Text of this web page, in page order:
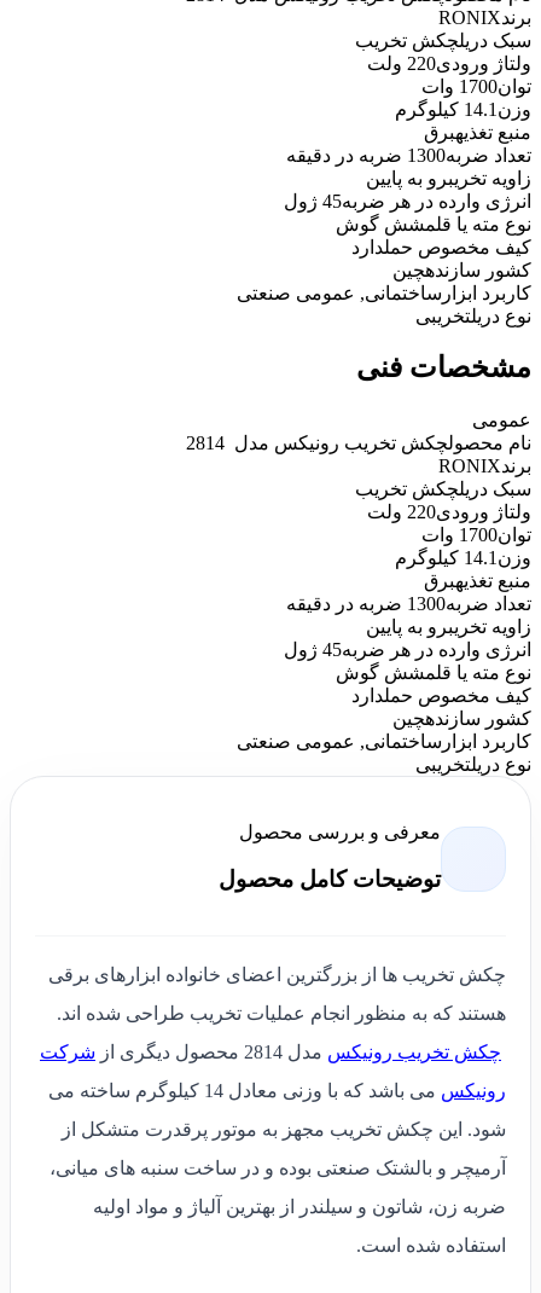
برندRONIX
سبک دریلچکش تخریب
ولتاژ ورودی220 ولت
توان1700 وات
وزن 14.1 کیلوگرم
منبع تغذیهبرق
تعداد ضربه1300 ضربه در دقیقه
زاویه تخریبرو به پایین
انرژی وارده در هر ضربه45 ژول
نوع مته یا قلمشش گوش
کیف مخصوص حملدارد
کشور سازندهچین
کاربرد ابزار ساختمانی, عمومی صنعتی
نوع دریلتخریبی
مشخصات فنی
عمومی
نام محصولچکش تخریب رونیکس مدل ‏ 2814
برندRONIX
سبک دریلچکش تخریب
ولتاژ ورودی220 ولت
توان1700 وات
وزن 14.1 کیلوگرم
منبع تغذیهبرق
تعداد ضربه1300 ضربه در دقیقه
زاویه تخریبرو به پایین
انرژی وارده در هر ضربه45 ژول
نوع مته یا قلمشش گوش
کیف مخصوص حملدارد
کشور سازندهچین
کاربرد ابزار ساختمانی, عمومی صنعتی
نوع دریلتخریبی
معرفی و بررسی محصول
توضیحات کامل محصول
چکش تخریب ها از بزرگترین اعضای خانواده ابزارهای برقی
هستند که به منظور انجام عملیات تخریب طراحی شده اند.
چکش تخریب رونیکس مدل 2814 محصول دیگری از
شرکت
رونیکس
می باشد که با وزنی معادل 14 کیلوگرم ساخته می
شود. این چکش تخریب مجهز به موتور پرقدرت متشکل از
آرمیچر و بالشتک صنعتی بوده و در ساخت سنبه های میانی،
ضربه زن، شاتون و سیلندر از بهترین آلیاژ و مواد اولیه
استفاده شده است.